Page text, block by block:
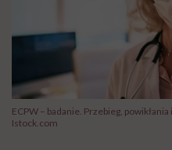
ECPW – badanie. Przebieg,
Istock.com